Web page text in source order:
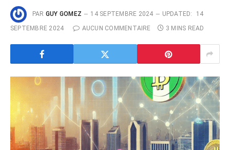
PAR GUY GOMEZ 14 SEPTEMBRE 2024 UPDATED:
14
SEPTEMBRE 2024
AUCUN COMMENTAIRE 3 MINS READ